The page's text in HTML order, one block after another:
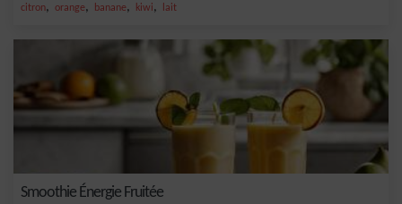
citron, orange, banane, kiwi, lait
Smoothie Énergie Fruitée